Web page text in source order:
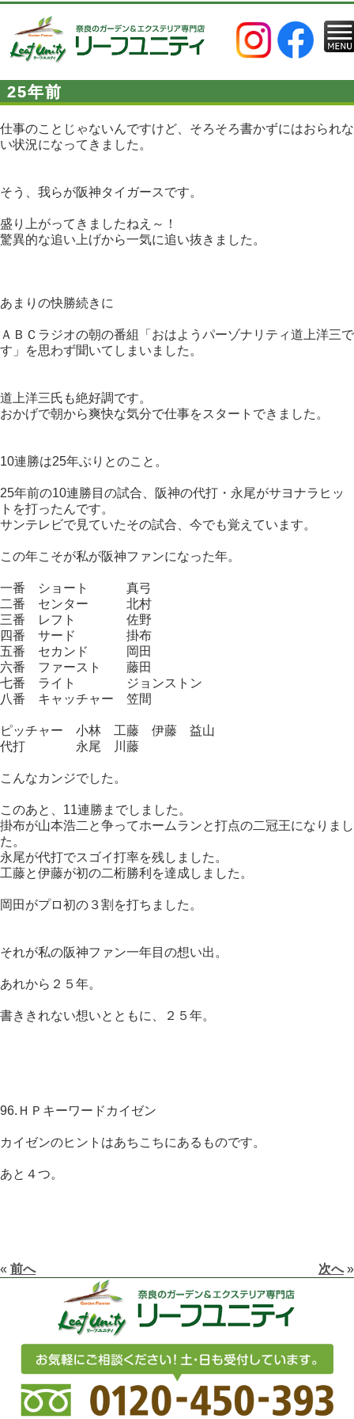
25年前
仕事のことじゃないんですけど、そろそろ書かずにはおられな
い状況になってきました。
そう、我らが阪神タイガースです。
盛り上がってきましたねえ～！
驚異的な追い上げから一気に追い抜きました。
あまりの快勝続きに
ＡＢＣラジオの朝の番組「おはようパーゾナリティ道上洋三で
す」を思わず聞いてしまいました。
道上洋三氏も絶好調です。
おかげで朝から爽快な気分で仕事をスタートできました。
10連勝は25年ぶりとのこと。
25年前の10連勝目の試合、阪神の代打・永尾がサヨナラヒッ
トを打ったんです。
サンテレビで見ていたその試合、今でも覚えています。
この年こそが私が阪神ファンになった年。
一番 ショート 真弓
二番 センター 北村
三番 レフト 佐野
四番 サード 掛布
五番 セカンド 岡田
六番 ファースト 藤田
七番 ライト ジョンストン
八番 キャッチャー 笠間
ピッチャー 小林 工藤 伊藤 益山
代打 永尾 川藤
こんなカンジでした。
このあと、11連勝までしました。
掛布が山本浩二と争ってホームランと打点の二冠王になりまし
た。
永尾が代打でスゴイ打率を残しました。
工藤と伊藤が初の二桁勝利を達成しました。
岡田がプロ初の３割を打ちました。
それが私の阪神ファン一年目の想い出。
あれから２５年。
書ききれない想いとともに、２５年。
96.ＨＰキーワードカイゼン
カイゼンのヒントはあちこちにあるものです。
あと４つ。
« 前へ 次へ»